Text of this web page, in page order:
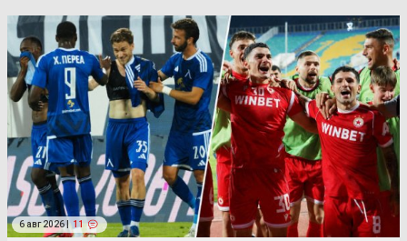
6 авг 2026 | 11